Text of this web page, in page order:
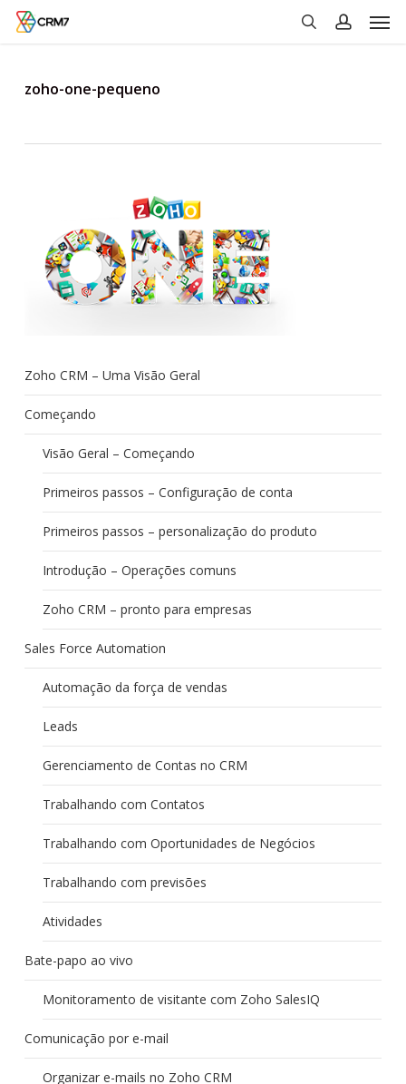
Skip
contentzoho-one-pequeno
Zoho CRM – Uma Visão Geral
Começando
Visão Geral – Começando
Primeiros passos – Configuração de conta
Primeiros passos – personalização do produto
Introdução – Operações comuns
Zoho CRM – pronto para empresas
Sales Force Automation
Automação da força de vendas
Leads
Gerenciamento de Contas no CRM
Trabalhando com Contatos
Trabalhando com Oportunidades de Negócios
Trabalhando com previsões
Atividades
Bate-papo ao vivo
Monitoramento de visitante com Zoho SalesIQ
Comunicação por e-mail
Organizar e-mails no Zoho CRM